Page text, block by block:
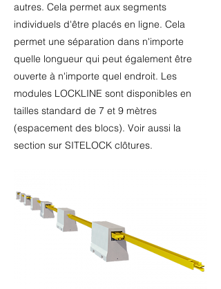
autres. Cela permet aux segments
individuels d'être placés en ligne. Cela
permet une séparation dans n'importe
quelle longueur qui peut également être
ouverte à n'importe quel endroit. Les
modules LOCKLINE sont disponibles en
tailles standard de 7 et 9 mètres
(espacement des blocs). Voir aussi la
section sur SITELOCK clôtures.